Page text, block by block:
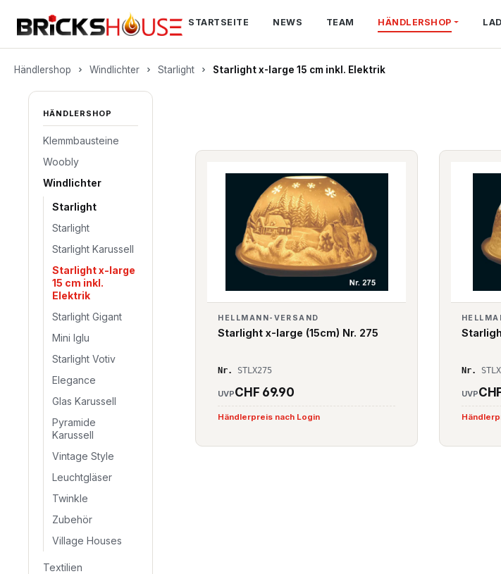
Zur Hauptnavigation springen
STARTSEITE NEWS TEAM HÄNDLERSHOP
Händlershop Windlichter Starlight Starlight x-large 15 cm inkl. Elektrik
HÄNDLERSHOP
Klemmbausteine
Woobly
Windlichter
Starlight
Starlight
Starlight Karussell
Starlight x-large
15 cm inkl.
Elektrik
Starlight Gigant
Mini Iglu
Starlight Votiv
Elegance
Glas Karussell
Pyramide
Karussell
Vintage Style
Leuchtgläser
Twinkle
Zubehör
Village Houses
Textilien
HELLMANN-VERSAND
Starlight x-large (15cm) Nr. 275
Nr. STLX275
UVPCHF 69.90
Händlerpreis nach Login
Nr.
UVP